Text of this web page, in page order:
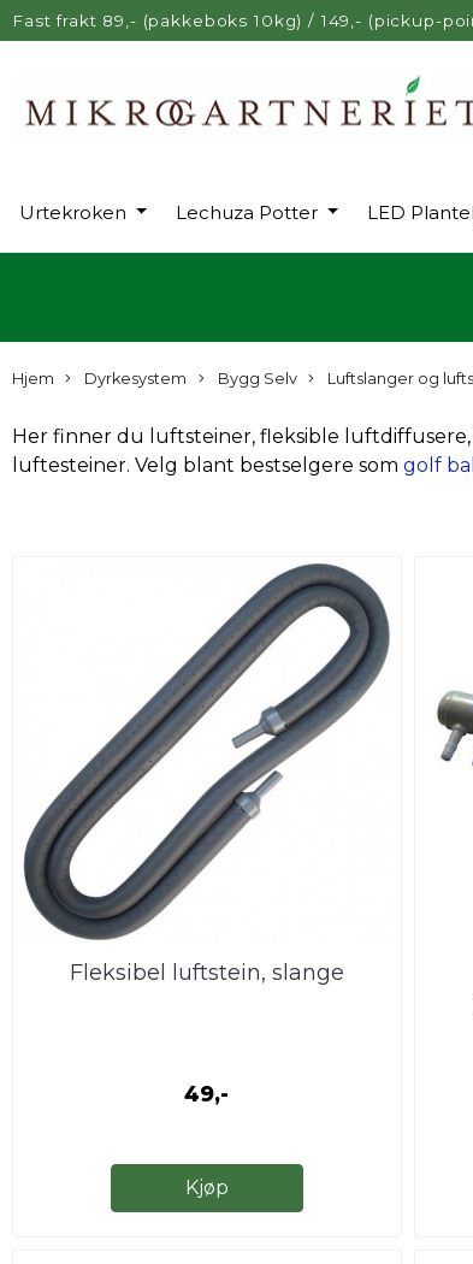
Fast frakt 89,- (pakkeboks 10kg) / 149,- (pickup-
Urtekroken Lechuza Potter LED
Hjem Dyrkesystem Bygg Selv Luftslanger og
Her finner du luftsteiner, fleksible
luftesteiner. Velg blant bestselgere som golf
Fleksibel luftstein, slange
49,-
Kjøp